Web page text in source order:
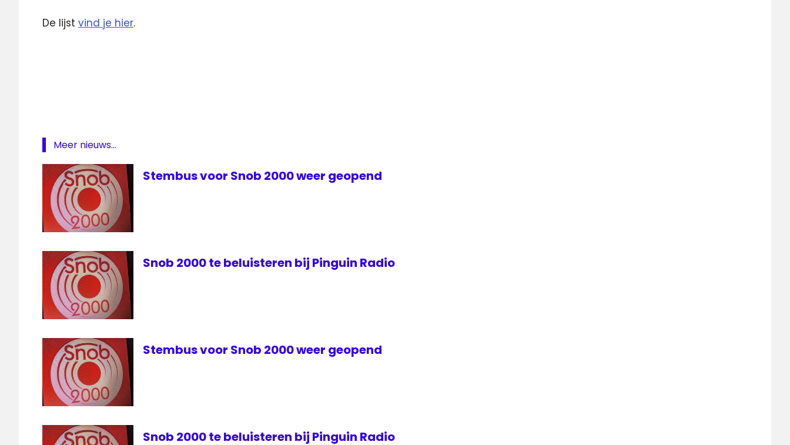
De lijst vind je hier.
Meer nieuws...
Stembus voor Snob 2000 weer geopend
Snob 2000 te beluisteren bij Pinguin Radio
Stembus voor Snob 2000 weer geopend
Snob 2000 te beluisteren bij Pinguin Radio